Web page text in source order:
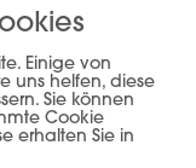
Einige von
uns helfen, diese
Sie können
Cookie
erhalten Sie in